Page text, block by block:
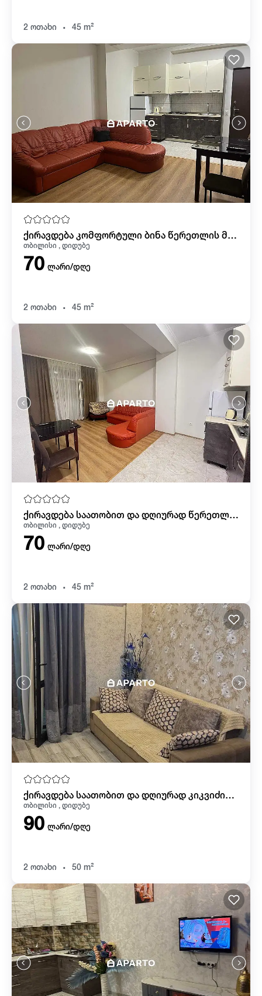
2 ოთახი . 45 m²
ქირავდება კომფორტული ბინა წერეთლის მეტროსთან! ფასი დროის მიხედვით
თბილისი , დიდუბე
70 ლარი/დღე
2 ოთახი . 45 m²
ქირავდება საათობით და დღიურად წერეთლის მეტროსთან,
თბილისი , დიდუბე
70 ლარი/დღე
2 ოთახი . 45 m²
ქირავდება საათობით და დღიურად კიკვიძის ბაღთან! ჩოგბურთის კორტების წინ.
თბილისი , დიდუბე
90 ლარი/დღე
2 ოთახი . 50 m²